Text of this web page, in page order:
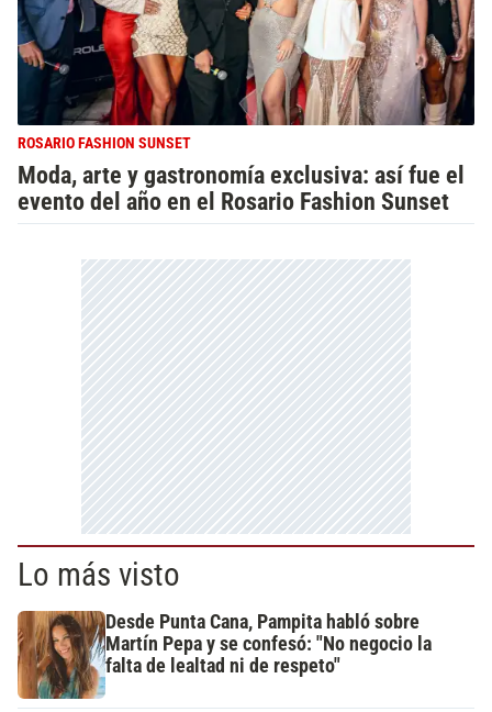
ROSARIO FASHION SUNSET
Moda, arte y gastronomía exclusiva: así fue el
evento del año en el Rosario Fashion Sunset
Lo más visto
Desde Punta Cana, Pampita habló sobre
Martín Pepa y se confesó: "No negocio la
falta de lealtad ni de respeto"